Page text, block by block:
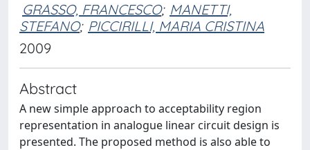
GRASSO, FRANCESCO; MANETTI,
STEFANO; PICCIRILLI, MARIA CRISTINA
2009
Abstract
A new simple approach to acceptability region
representation in analogue linear circuit design is
presented. The proposed method is also able to